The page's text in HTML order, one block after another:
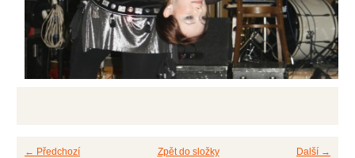
← Předchozí Další →
Zpět do složky